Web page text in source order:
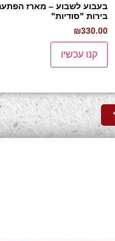
בעבוע לשבוע – מארז
בירות "סודיות"
₪330.00
קנו עכשיו